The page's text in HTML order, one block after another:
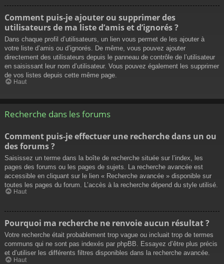
Comment puis-je ajouter ou supprimer des
utilisateurs de ma liste d’amis et d’ignorés ?
Dans chaque profil d’utilisateurs, un lien vous permet de les ajouter à
votre liste d’amis ou d’ignorés. De même, vous pouvez ajouter
directement des utilisateurs depuis le panneau de contrôle de l’utilisateur
en saisissant leur nom d’utilisateur. Vous pouvez également les supprimer
de vos listes depuis cette même page.
Haut
Recherche dans les forums
Comment puis-je effectuer une recherche dans un ou
des forums ?
Saisissez un terme dans la boîte de recherche située sur l’index, les
pages des forums ou les pages de sujets. La recherche avancée est
accessible en cliquant sur le lien « Recherche avancée » disponible sur
toutes les pages du forum. L’accès à la recherche dépend du style utilisé.
Haut
Pourquoi ma recherche ne renvoie aucun résultat ?
Votre recherche était probablement trop vague ou incluait trop de termes
communs qui ne sont pas indexés par phpBB. Essayez d’être plus précis
et d’utiliser les différents filtres disponibles dans la recherche avancée.
Haut